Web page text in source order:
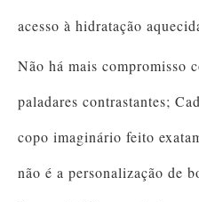
acesso à hidratação
Não há mais compromisso
paladares contrastantes;
copo imaginário feito
não é a personalização de